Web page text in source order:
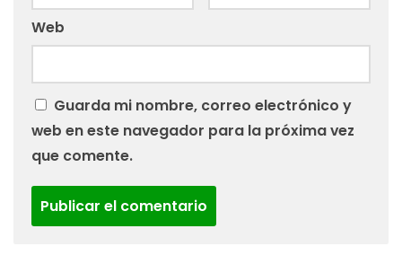
Web
Guarda mi nombre, correo electrónico y
web en este navegador para la próxima vez
que comente.